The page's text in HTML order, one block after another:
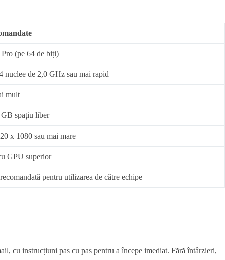
(pe 64 de biți)
nuclee de 2,0 GHz sau mai rapid
mult
spațiu liber
x 1080 sau mai mare
GPU superior
pentru utilizarea de către echipe
cu instrucțiuni pas cu pas pentru a începe imediat. Fără întârzieri,